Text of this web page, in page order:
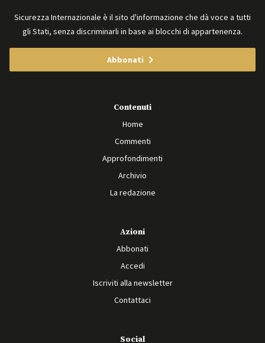
Sicurezza Internazionale è il sito d'informazione che dà voce a tutti
gli Stati, senza discriminarli in base ai blocchi di appartenenza.
Abbonati
Contenuti
Home
Commenti
Approfondimenti
Archivio
La redazione
Azioni
Abbonati
Accedi
Iscriviti alla newsletter
Contattaci
Social